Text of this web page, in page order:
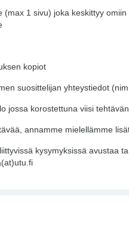
1 sivu) joka keskittyy omiin
kopiot
suosittelijan yhteystiedot
korostettuna viisi tehtävän
annamme mielellämme
kysymyksissä avustaa